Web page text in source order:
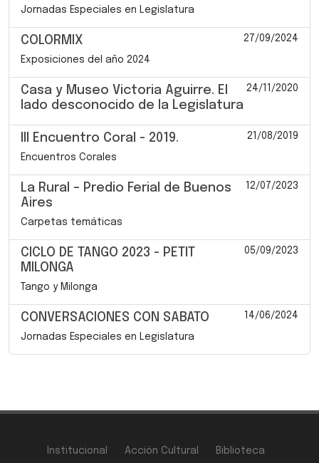
Jornadas Especiales en Legislatura
COLORMIX 27/09/2024
Exposiciones del año 2024
Casa y Museo Victoria Aguirre. El
lado desconocido de la Legislatura
24/11/2020
III Encuentro Coral - 2019. 21/08/2019
Encuentros Corales
La Rural – Predio Ferial de Buenos
Aires
12/07/2023
Carpetas temáticas
CICLO DE TANGO 2023 - PETIT
MILONGA
05/09/2023
Tango y Milonga
CONVERSACIONES CON SABATO 14/06/2024
Jornadas Especiales en Legislatura
Institucional Acción Cultural
Biblioteca